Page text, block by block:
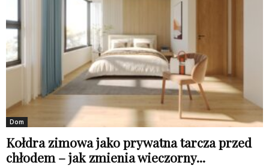
Dom
Kołdra zimowa jako prywatna tarcza przed
chłodem – jak zmienia wieczorny...